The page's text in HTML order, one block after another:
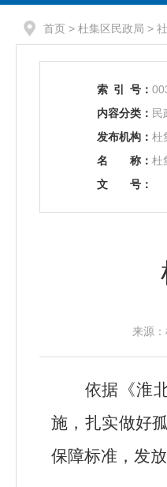
首页 > 杜集区民政局 >
索 引 号：
内容分类： 民
发布机构： 杜
名
称： 杜
文
号：
来源
依据《淮
施，扎实做好
保障标准，发